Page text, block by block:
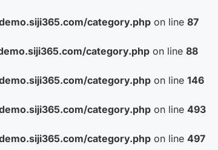
category.php on line 87
category.php on line 88
category.php on line 146
category.php on line 493
category.php on line 497